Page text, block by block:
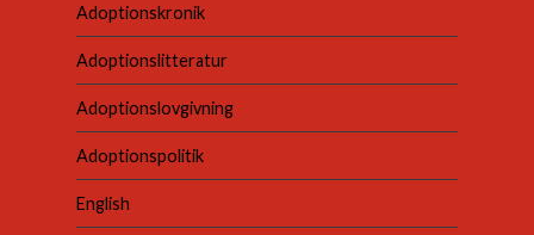
Adoptionskronik
Adoptionslitteratur
Adoptionslovgivning
Adoptionspolitik
English